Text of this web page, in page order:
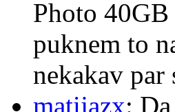
Photo
puknem to
nekakav
matijazx: